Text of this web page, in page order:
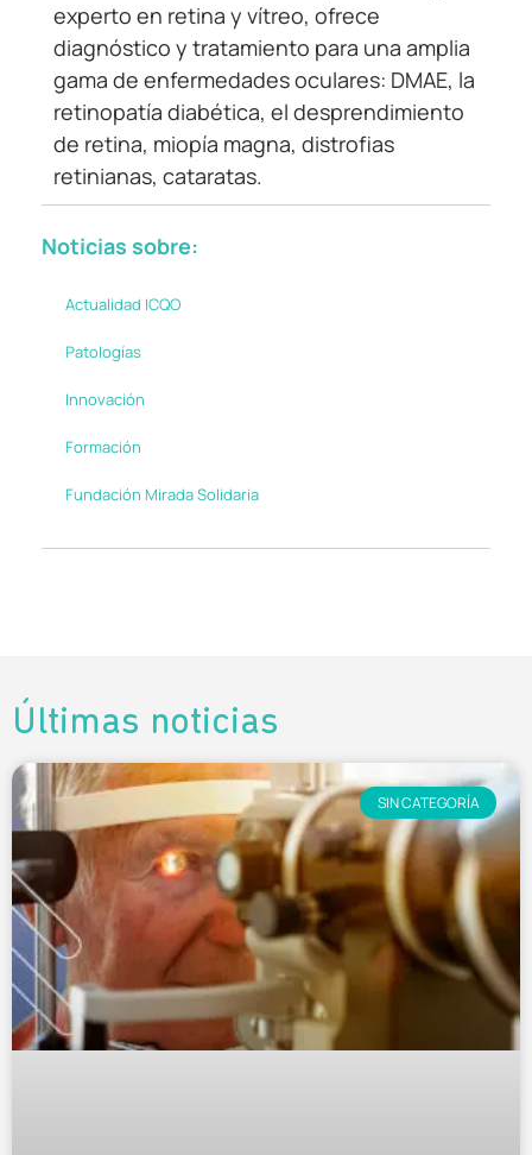
experto en retina y vítreo, ofrece
diagnóstico y tratamiento para una amplia
gama de enfermedades oculares: DMAE, la
retinopatía diabética, el desprendimiento
de retina, miopía magna, distrofias
retinianas, cataratas.
Noticias sobre:
Actualidad ICQO
Patologías
Innovación
Formación
Fundación Mirada Solidaria
Últimas noticias
SIN CATEGORÍA